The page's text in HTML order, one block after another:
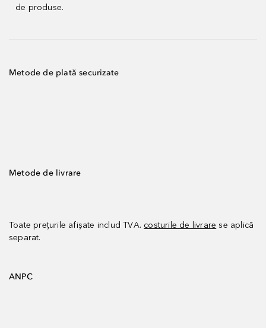
de produse.
Metode de plată securizate
Metode de livrare
Toate prețurile afișate includ TVA. costurile de livrare se aplică
separat.
ANPC